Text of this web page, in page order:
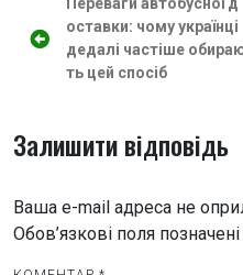
а
г
ц
і
Переваги автобусної д
оставки: чому українці
дедалі частіше
ть цей спосіб
Залишити відповідь
Ваша e-mail адреса не
Обов’язкові поля позначені